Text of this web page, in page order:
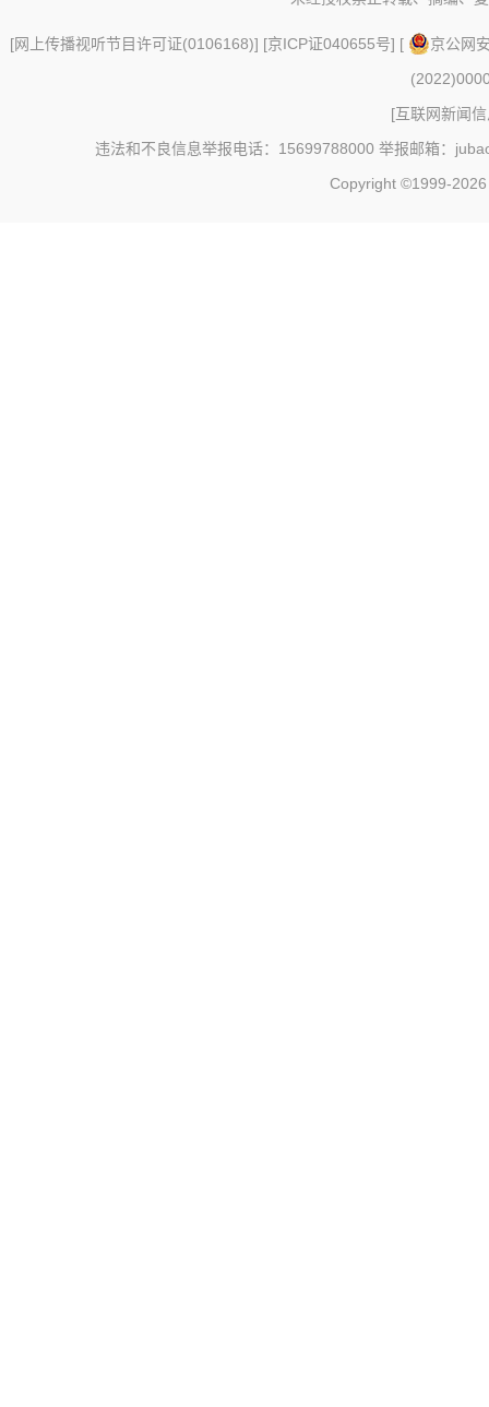
[网上传播视听节目许可证(0106168)] [京ICP证040655号] [
京公网
[互联网新闻
违法和不良信息举报电话：15699788000 举报邮箱：
Copyright ©1999-